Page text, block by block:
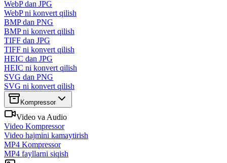
WebP dan JPG
WebP ni konvert qilish
BMP dan PNG
BMP ni konvert qilish
TIFF dan JPG
TIFF ni konvert qilish
HEIC dan JPG
HEIC ni konvert qilish
SVG dan PNG
SVG ni konvert qilish
Kompressor
Video va Audio
Video Kompressor
Video hajmini kamaytirish
MP4 Kompressor
MP4 fayllarni siqish